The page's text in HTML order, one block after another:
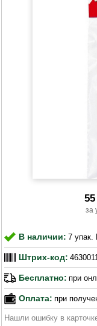
В наличии: 7 упак.
Штрих-код:
Бесплатно: при
Оплата: при
Нашли ошибку в